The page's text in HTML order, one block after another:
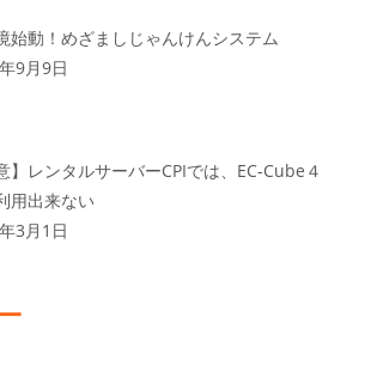
始動！めざましじゃんけんシステム
9月9日
】レンタルサーバーCPIでは、EC-Cube４
用出来ない
3月1日